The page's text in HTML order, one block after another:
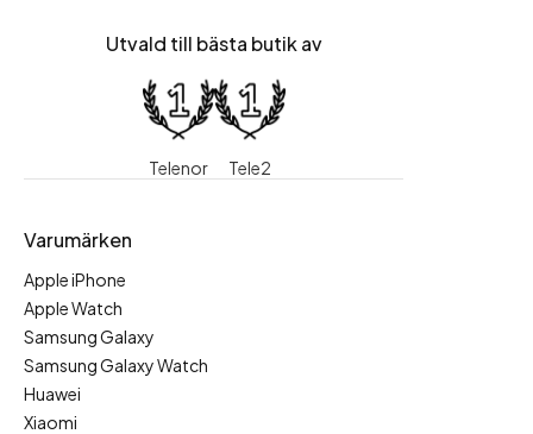
Utvald till bästa butik av
Telenor Tele2
Varumärken
Apple iPhone
Apple Watch
Samsung Galaxy
Samsung Galaxy Watch
Huawei
Xiaomi